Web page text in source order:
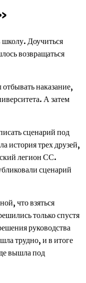
Доучиться
возвращаться
наказание,
А затем
сценарий под
история трех друзей,
легион СС.
сценарий
что взяться
только спустя
руководства
трудно, и в итоге
вышла под